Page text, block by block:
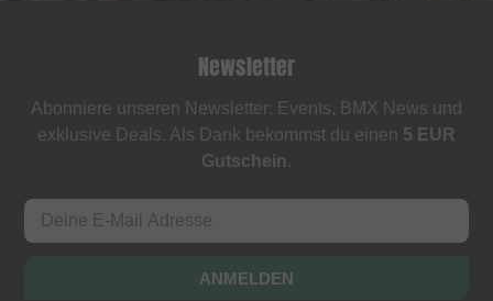
Newsletter
Abonniere unseren Newsletter: Events, BMX News und
exklusive Deals. Als Dank bekommst du einen 5 EUR
Gutschein.
ANMELDEN